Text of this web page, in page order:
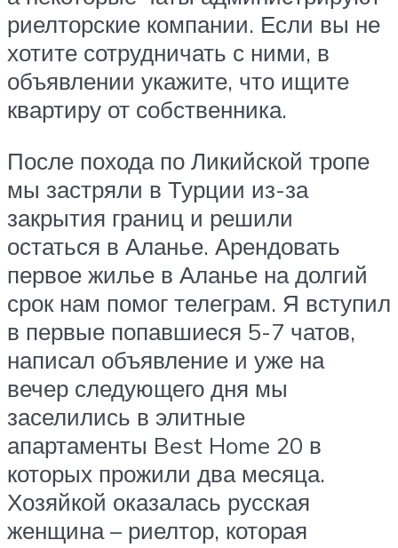
риелторские компании. Если вы не
хотите сотрудничать с ними, в
объявлении укажите, что ищите
квартиру от собственника.
После похода по Ликийской тропе
мы застряли в Турции из-за
закрытия границ и решили
остаться в Аланье. Арендовать
первое жилье в Аланье на долгий
срок нам помог телеграм. Я вступил
в первые попавшиеся 5-7 чатов,
написал объявление и уже на
вечер следующего дня мы
заселились в элитные
апартаменты Best Home 20 в
которых прожили два месяца.
Хозяйкой оказалась русская
женщина – риелтор, которая